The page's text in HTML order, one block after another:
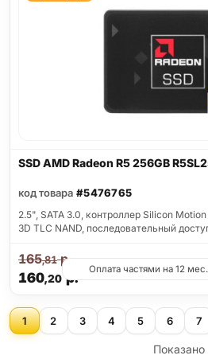
SSD AMD Radeon R5 256GB
код товара #5476765
2.5", SATA 3.0, контроллер Silicon
3D TLC NAND, последовательный
160,20р.
165,81р.
Оплата частями на 12
1 2 3 4 5 6 7